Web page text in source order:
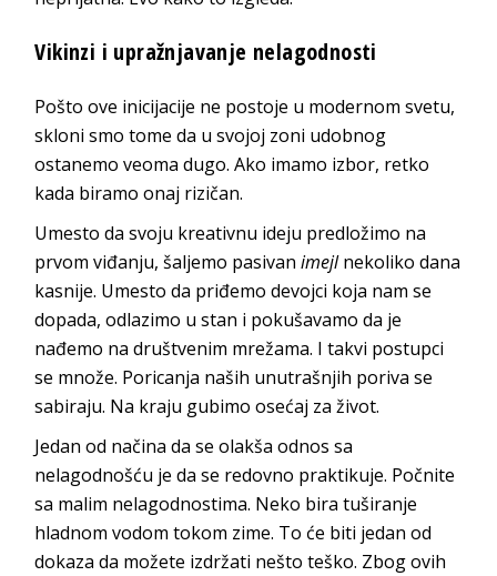
Vikinzi i upražnjavanje nelagodnosti
Pošto ove inicijacije ne postoje u modernom svetu,
skloni smo tome da u svojoj zoni udobnog
ostanemo veoma dugo. Ako imamo izbor, retko
kada biramo onaj rizičan.
Umesto da svoju kreativnu ideju predložimo na
prvom viđanju, šaljemo pasivanimejlnekoliko dana
kasnije. Umesto da priđemo devojci koja nam se
dopada, odlazimo u stan i pokušavamo da je
nađemo na društvenim mrežama. I takvi postupci
se množe. Poricanja naših unutrašnjih poriva se
sabiraju. Na kraju gubimo osećaj za život.
Jedan od načina da se olakša odnos sa
nelagodnošću je da se redovno praktikuje. Počnite
sa malim nelagodnostima. Neko bira tuširanje
hladnom vodom tokom zime. To će biti jedan od
dokaza da možete izdržati nešto teško. Zbog ovih